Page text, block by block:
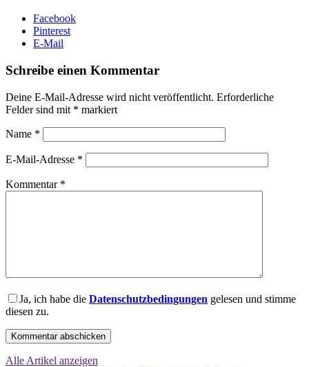
Facebook
Pinterest
E-Mail
Schreibe einen Kommentar
Deine E-Mail-Adresse wird nicht veröffentlicht. Erforderliche
Felder sind mit * markiert
Name *
E-Mail-Adresse *
Kommentar *
Ja, ich habe die Datenschutzbedingungen gelesen und stimme
diesen zu.
Alle Artikel anzeigen